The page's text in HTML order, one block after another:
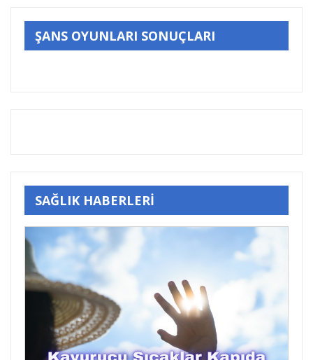
ŞANS OYUNLARI SONUÇLARI
SAĞLIK HABERLERİ